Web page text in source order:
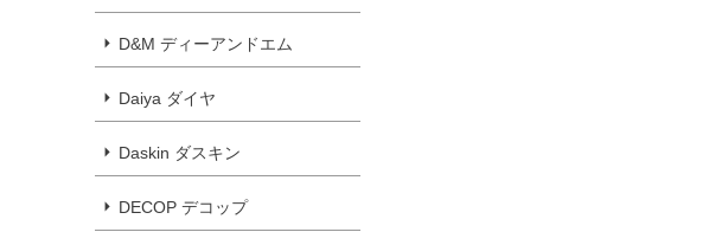
D&M ディーアンドエム
Daiya ダイヤ
Daskin ダスキン
DECOP デコップ